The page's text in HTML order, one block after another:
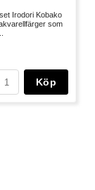
Irodori Kobako
som
Köp